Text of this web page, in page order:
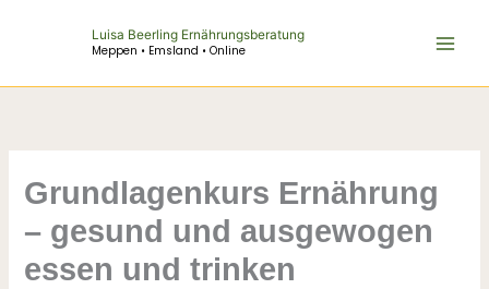
Luisa Beerling Ernährungsberatung
Meppen • Emsland • Online
Grundlagenkurs Ernährung
– gesund und ausgewogen
essen und trinken